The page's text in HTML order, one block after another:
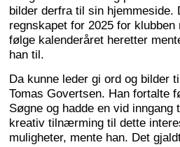
bilder derfra til sin hjemmeside.
regnskapet for 2025 for
følge kalenderåret heretter
han til.
Da kunne leder gi ord og bilder
Tomas Govertsen. Han fortalte
Søgne og hadde en vid
kreativ tilnærming til dette
muligheter, mente han. Det